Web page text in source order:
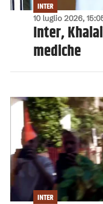
10 luglio 2026,
INTER
Inter,
mediche
INTER